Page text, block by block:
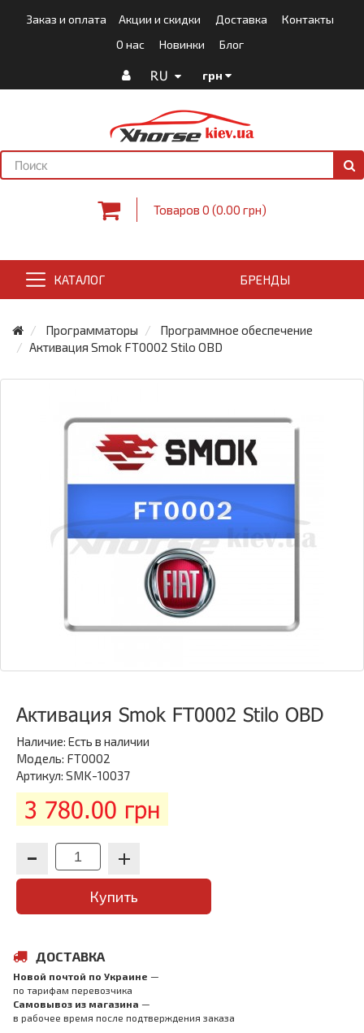
Заказ и оплата Акции и скидки Доставка
Контакты
О нас
Новинки Блог
RU грн
Товаров 0 (0.00 грн)
КАТАЛОГ БРЕНДЫ
Программаторы
Программное обеспечение
Активация Smok FT0002 Stilo OBD
Активация Smok FT0002 Stilo OBD
Наличие: Есть в наличии
Модель: FT0002
Артикул: SMK-10037
3 780.00 грн
Купить
ДОСТАВКА
Новой почтой по Украине —
по тарифам перевозчика
Самовывоз из магазина —
в рабочее время после подтверждения заказа